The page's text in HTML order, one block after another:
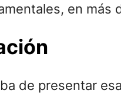
en más
de presentar